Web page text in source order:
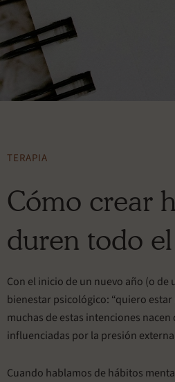
TERAPIA
Cómo crear
duren todo
Con el inicio de un nuevo año (o
bienestar psicológico: “quiero estar
muchas de estas intenciones
influenciadas por la presión
Cuando hablamos de hábitos